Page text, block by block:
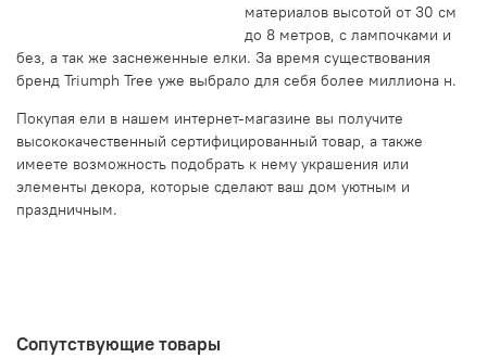
материалов высотой от 30 см
до 8 метров, с лампочками и
без, а так же заснеженные елки. За время существования
бренд Triumph Tree уже выбрало для себя более миллиона н.
Покупая ели в нашем интернет-магазине вы получите
высококачественный сертифицированный товар, а также
имеете возможность подобрать к нему украшения или
элементы декора, которые сделают ваш дом уютным и
праздничным.
Сопутствующие товары